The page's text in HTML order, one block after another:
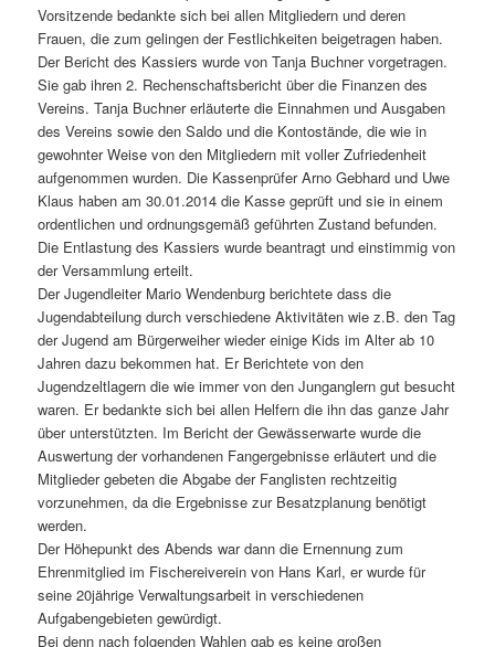
Vorsitzende bedankte sich bei allen Mitgliedern und deren
Frauen, die zum gelingen der Festlichkeiten beigetragen haben.
Der Bericht des Kassiers wurde von Tanja Buchner vorgetragen.
Sie gab ihren 2. Rechenschaftsbericht über die Finanzen des
Vereins. Tanja Buchner erläuterte die Einnahmen und Ausgaben
des Vereins sowie den Saldo und die Kontostände, die wie in
gewohnter Weise von den Mitgliedern mit voller Zufriedenheit
aufgenommen wurden. Die Kassenprüfer Arno Gebhard und Uwe
Klaus haben am 30.01.2014 die Kasse geprüft und sie in einem
ordentlichen und ordnungsgemäß geführten Zustand befunden.
Die Entlastung des Kassiers wurde beantragt und einstimmig von
der Versammlung erteilt.
Der Jugendleiter Mario Wendenburg berichtete dass die
Jugendabteilung durch verschiedene Aktivitäten wie z.B. den Tag
der Jugend am Bürgerweiher wieder einige Kids im Alter ab 10
Jahren dazu bekommen hat. Er Berichtete von den
Jugendzeltlagern die wie immer von den Junganglern gut besucht
waren. Er bedankte sich bei allen Helfern die ihn das ganze Jahr
über unterstützten. Im Bericht der Gewässerwarte wurde die
Auswertung der vorhandenen Fangergebnisse erläutert und die
Mitglieder gebeten die Abgabe der Fanglisten rechtzeitig
vorzunehmen, da die Ergebnisse zur Besatzplanung benötigt
werden.
Der Höhepunkt des Abends war dann die Ernennung zum
Ehrenmitglied im Fischereiverein von Hans Karl, er wurde für
seine 20jährige Verwaltungsarbeit in verschiedenen
Aufgabengebieten gewürdigt.
Bei denn nach folgenden Wahlen gab es keine großen